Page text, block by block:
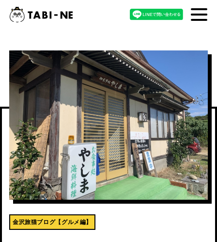
金沢旅猫ブログ【グルメ編】